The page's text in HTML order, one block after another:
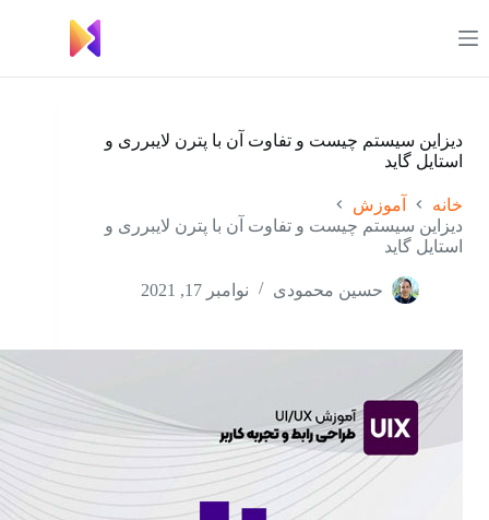
به
محتوا
دیزاین سیستم چیست و تفاوت آن با پترن لایبرری و
استایل گاید
خانه
آموزش
دیزاین سیستم چیست و تفاوت آن با پترن لایبرری و
استایل گاید
حسین محمودی نوامبر 17, 2021